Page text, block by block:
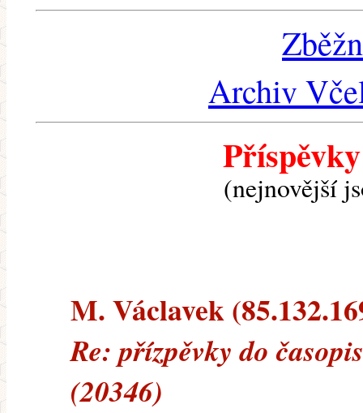
Archiv
(nejnovější
M. Václavek
Re: přízpěvky do
(20346)